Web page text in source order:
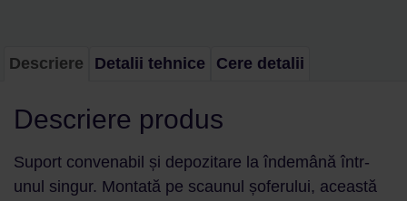
Descriere Detalii tehnice Cere detalii
Descriere produs
Suport convenabil și depozitare la îndemână într-
unul singur. Montată pe scaunul șoferului, această